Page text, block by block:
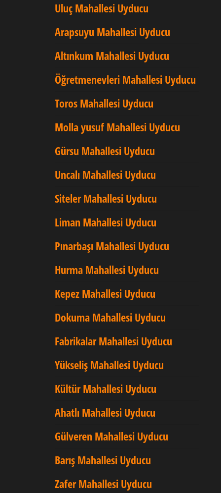
Uluç Mahallesi Uyducu
Arapsuyu Mahallesi Uyducu
Altınkum Mahallesi Uyducu
Öğretmenevleri Mahallesi Uyducu
Toros Mahallesi Uyducu
Molla yusuf Mahallesi Uyducu
Gürsu Mahallesi Uyducu
Uncalı Mahallesi Uyducu
Siteler Mahallesi Uyducu
Liman Mahallesi Uyducu
Pınarbaşı Mahallesi Uyducu
Hurma Mahallesi Uyducu
Kepez Mahallesi Uyducu
Dokuma Mahallesi Uyducu
Fabrikalar Mahallesi Uyducu
Yükseliş Mahallesi Uyducu
Kültür Mahallesi Uyducu
Ahatlı Mahallesi Uyducu
Gülveren Mahallesi Uyducu
Barış Mahallesi Uyducu
Zafer Mahallesi Uyducu